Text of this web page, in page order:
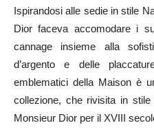
Ispirandosi alle sedie in stile
Dior faceva accomodare i
cannage insieme alla
d’argento e delle
emblematici della Maison è
collezione, che rivisita in
Monsieur Dior per il XVIII